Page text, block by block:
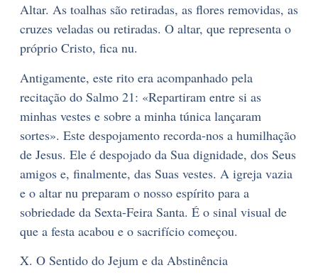
Altar. As toalhas são retiradas, as flores removidas, as
cruzes veladas ou retiradas. O altar, que representa o
próprio Cristo, fica nu.
Antigamente, este rito era acompanhado pela
recitação do Salmo 21: «Repartiram entre si as
minhas vestes e sobre a minha túnica lançaram
sortes». Este despojamento recorda-nos a humilhação
de Jesus. Ele é despojado da Sua dignidade, dos Seus
amigos e, finalmente, das Suas vestes. A igreja vazia
e o altar nu preparam o nosso espírito para a
sobriedade da Sexta-Feira Santa. É o sinal visual de
que a festa acabou e o sacrifício começou.
X. O Sentido do Jejum e da Abstinência